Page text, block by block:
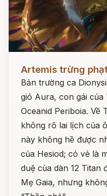
Artemis trừng
Bản trường ca
gió Aura, con gái của
Oceanid Periboia. Về
không rõ lai lịch của
này không hề được
của Hesiod; có vẻ là
duệ của dàn 12 Titan
Mẹ Gaia, nhưng